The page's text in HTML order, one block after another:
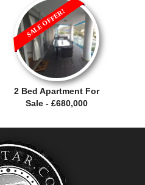
2 Bed Apartment For
Sale - £680,000
SALE OFFER!